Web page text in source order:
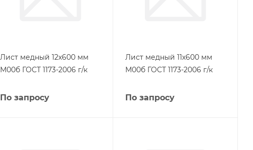
Лист медный 12х600 мм
М00б ГОСТ 1173-2006 г/к
По запросу
Лист медный 11х600 мм
М00б ГОСТ 1173-2006 г/к
По запросу